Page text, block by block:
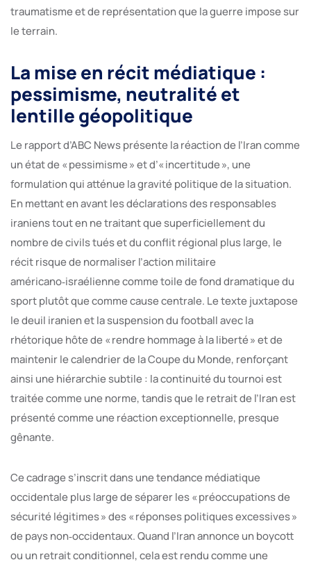
traumatisme et de représentation que la guerre impose sur
le terrain.
La mise en récit médiatique :
pessimisme, neutralité et
lentille géopolitique
Le rapport d’ABC News présente la réaction de l’Iran comme
un état de « pessimisme » et d’« incertitude », une
formulation qui atténue la gravité politique de la situation.
En mettant en avant les déclarations des responsables
iraniens tout en ne traitant que superficiellement du
nombre de civils tués et du conflit régional plus large, le
récit risque de normaliser l’action militaire
américano‑israélienne comme toile de fond dramatique du
sport plutôt que comme cause centrale. Le texte juxtapose
le deuil iranien et la suspension du football avec la
rhétorique hôte de « rendre hommage à la liberté » et de
maintenir le calendrier de la Coupe du Monde, renforçant
ainsi une hiérarchie subtile : la continuité du tournoi est
traitée comme une norme, tandis que le retrait de l’Iran est
présenté comme une réaction exceptionnelle, presque
gênante.
Ce cadrage s’inscrit dans une tendance médiatique
occidentale plus large de séparer les « préoccupations de
sécurité légitimes » des « réponses politiques excessives »
de pays non‑occidentaux. Quand l’Iran annonce un boycott
ou un retrait conditionnel, cela est rendu comme une